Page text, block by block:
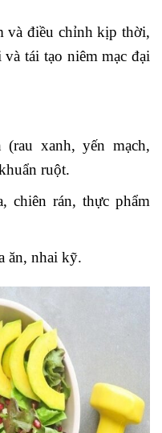
và điều chỉnh kịp thời,
tái tạo niêm mạc đại
xanh, yến mạch,
ruột.
chiên rán, thực phẩm
ăn, nhai kỹ.